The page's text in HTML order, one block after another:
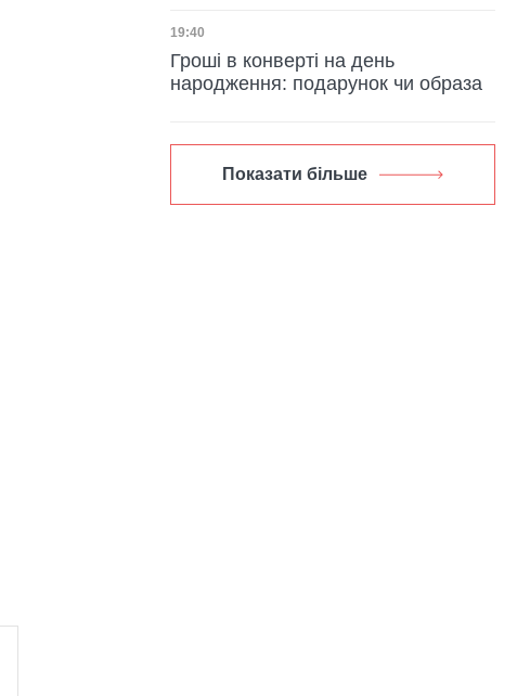
Дата публікації
19:40
Гроші в конверті на день
народження: подарунок чи образа
Показати більше